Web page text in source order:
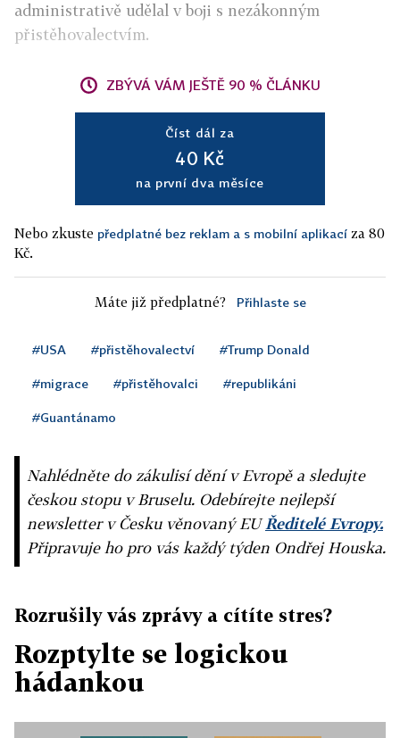
administrativě udělal v boji s nezákonným
přistěhovalectvím.
ZBÝVÁ VÁM JEŠTĚ 90 % ČLÁNKU
Číst dál za
40 Kč
na první dva měsíce
Nebo zkuste předplatné bez reklam a s mobilní aplikací za 80
Kč.
Máte již předplatné? Přihlaste se
#USA #přistěhovalectví #Trump Donald
#migrace #přistěhovalci #republikáni
#Guantánamo
Nahlédněte do zákulisí dění v Evropě a sledujte
českou stopu v Bruselu. Odebírejte nejlepší
newsletter v Česku věnovaný EUŘeditelé Evropy.
Připravuje ho pro vás každý týden Ondřej Houska.
Rozrušily vás zprávy a cítíte stres?
Rozptylte se logickou
hádankou